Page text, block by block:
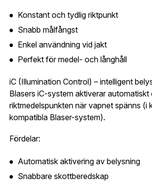
Konstant och tydlig riktpunkt
Snabb målfångst
Enkel användning vid jakt
Perfekt för medel- och långhåll
iC (Illumination Control) – intelligent
Blasers iC-system aktiverar automatiskt
riktmedelspunkten när vapnet spänns (i
kompatibla Blaser-system).
Fördelar:
Automatisk aktivering av belysning
Snabbare skottberedskap
Jag godkänner att mina personuppgifter